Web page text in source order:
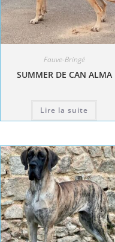
Fauve-Bringé
SUMMER DE CAN ALMA
Lire la suite